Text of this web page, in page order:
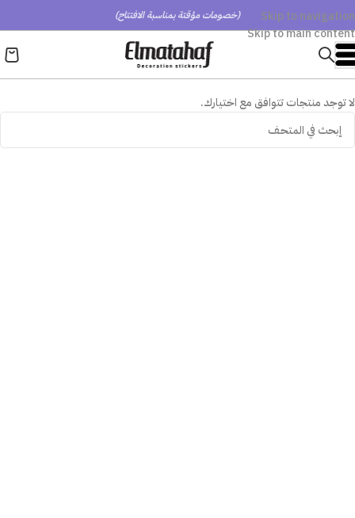
Skip to navigation
Skip to main content
(خصومات مؤقتة بمناسبة الافتتاح)
لا توجد منتجات تتوافق مع اختيارك.